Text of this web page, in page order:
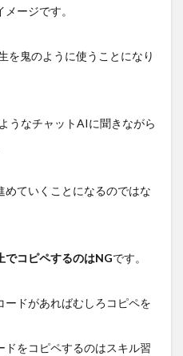
ージです。
を鬼のように使うことになり
うなチャットAIに聞きながら
ていくことになるのではな
でコピペするのはNGです。
ードがあればむしろコピペを
ドをコピペするのはスキル習